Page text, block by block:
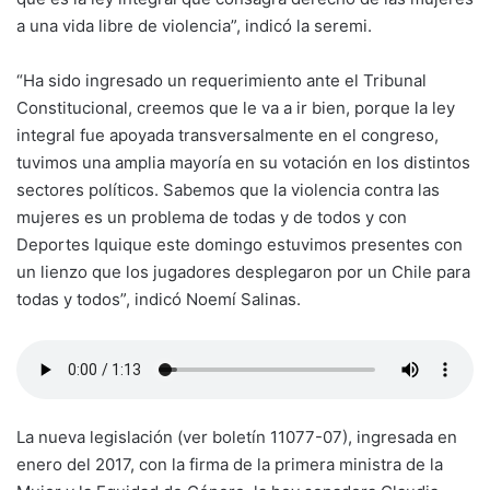
a una vida libre de violencia”, indicó la seremi.
“Ha sido ingresado un requerimiento ante el Tribunal
Constitucional, creemos que le va a ir bien, porque la ley
integral fue apoyada transversalmente en el congreso,
tuvimos una amplia mayoría en su votación en los distintos
sectores políticos. Sabemos que la violencia contra las
mujeres es un problema de todas y de todos y con
Deportes Iquique este domingo estuvimos presentes con
un lienzo que los jugadores desplegaron por un Chile para
todas y todos”, indicó Noemí Salinas.
La nueva legislación (ver boletín 11077-07), ingresada en
enero del 2017, con la firma de la primera ministra de la